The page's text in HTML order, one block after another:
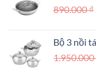
890.000₫
Bộ 3 nồi
1.950.000